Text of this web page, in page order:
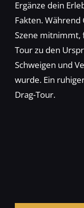
Ergänze dein
Fakten. Während
Szene mitnimmt,
Tour zu den
Schweigen und
wurde. Ein
Drag-Tour.